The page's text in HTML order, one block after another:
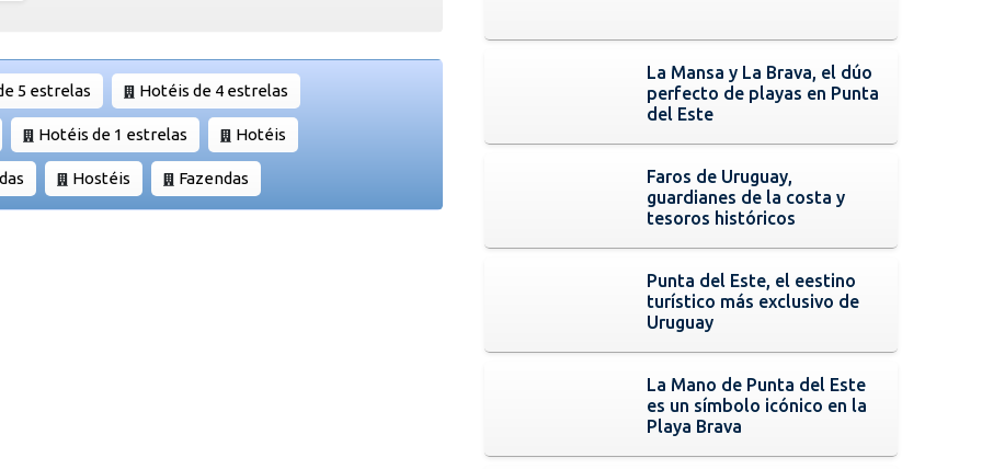
5 estrelas Hotéis de 4 estrelas
Hotéis de 1 estrelas Hotéis
Hostéis Fazendas
La Mansa y La Brava, el dúo
perfecto de playas en Punta
del Este
Faros de Uruguay,
guardianes de la costa y
tesoros históricos
Punta del Este, el eestino
turístico más exclusivo de
Uruguay
La Mano de Punta del Este
es un símbolo icónico en la
Playa Brava